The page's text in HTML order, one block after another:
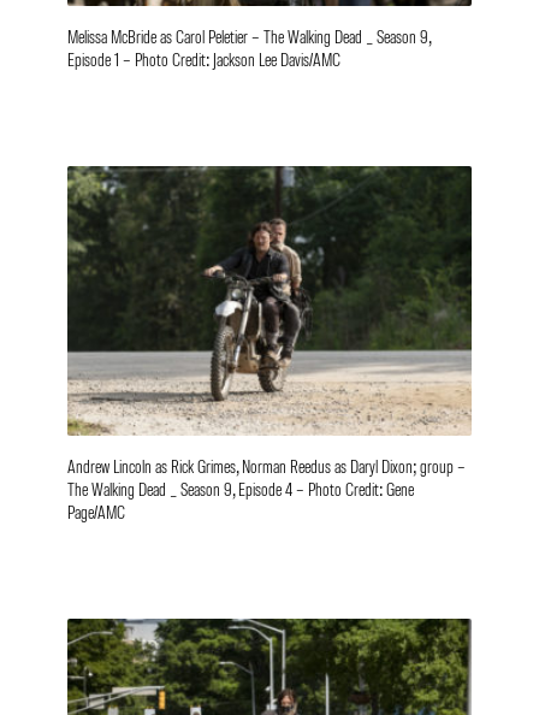
Melissa McBride as Carol Peletier – The Walking Dead _ Season 9,
Episode 1 – Photo Credit: Jackson Lee Davis/AMC
Andrew Lincoln as Rick Grimes, Norman Reedus as Daryl Dixon; group –
The Walking Dead _ Season 9, Episode 4 – Photo Credit: Gene
Page/AMC